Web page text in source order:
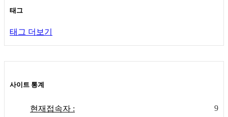
태그
태그 더보기
사이트 통계
현재접속자 : 9